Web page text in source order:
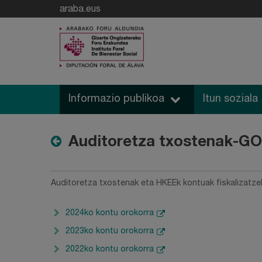
araba.eus
Informazio publikoa Itun soziala
Auditoretza txostenak-
Auditoretza txostenak eta HKEEk kontuak
2024ko kontu orokorra
2023ko kontu orokorra
2022ko kontu orokorra